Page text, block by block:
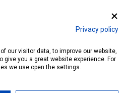
Privacy policy
our visitor data, to improve our website,
you a great website experience. For
we use open the settings.